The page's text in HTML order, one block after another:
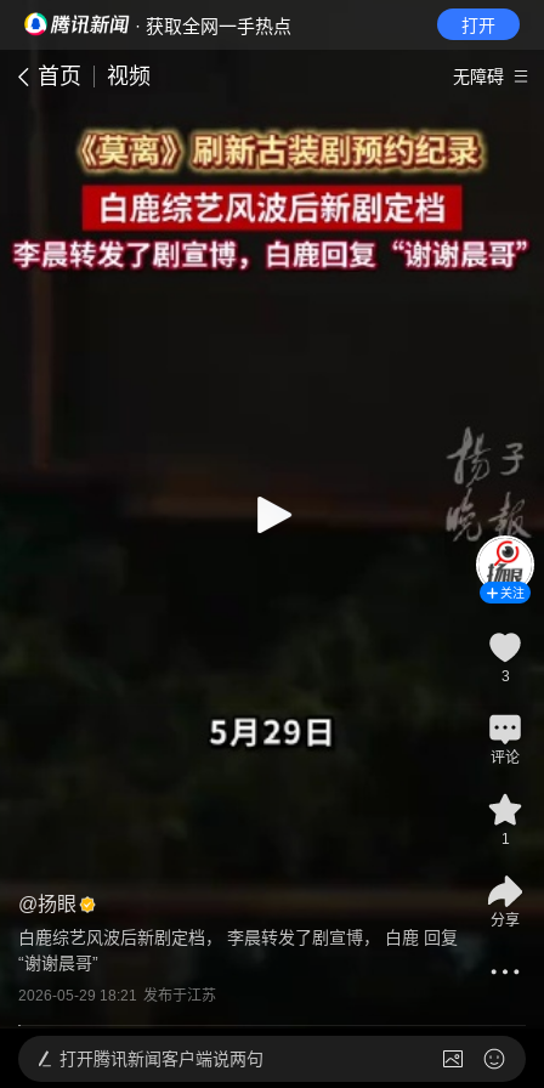
· 获取全网一手热点 打开
首页 视频 无障碍
@扬眼
白鹿综艺风波后新剧定档， 李晨转发了剧宣博， 白鹿 回复
“谢谢晨哥”
2026-05-29 18:21 发布于江苏
关注
3
评论
1
分享
打开腾讯新闻客户端说两句